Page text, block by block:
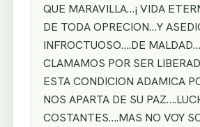
QUE MARAVILLA…¡ VIDA
DE TODA OPRECION…Y
INFROCTUOSO….DE
CLAMAMOS POR SER
ESTA CONDICION ADAMICA
NOS APARTA DE SU
COSTANTES….MAS NO VOY